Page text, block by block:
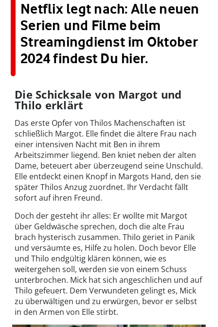
Netflix legt nach: Alle neuen
Serien und Filme beim
Streamingdienst im Oktober
2024 findest Du hier.
Die Schicksale von Margot und
Thilo erklärt
Das erste Opfer von Thilos Machenschaften ist
schließlich Margot. Elle findet die ältere Frau nach
einer intensiven Nacht mit Ben in ihrem
Arbeitszimmer liegend. Ben kniet neben der alten
Dame, beteuert aber überzeugend seine Unschuld.
Elle entdeckt einen Knopf in Margots Hand, den sie
später Thilos Anzug zuordnet. Ihr Verdacht fällt
sofort auf ihren Freund.
Doch der gesteht ihr alles: Er wollte mit Margot
über Geldwäsche sprechen, doch die alte Frau
brach hysterisch zusammen. Thilo geriet in Panik
und versäumte es, Hilfe zu holen. Doch bevor Elle
und Thilo endgültig klären können, wie es
weitergehen soll, werden sie von einem Schuss
unterbrochen. Mick hat sich angeschlichen und auf
Thilo gefeuert. Dem Verwundeten gelingt es, Mick
zu überwältigen und zu erwürgen, bevor er selbst
in den Armen von Elle stirbt.